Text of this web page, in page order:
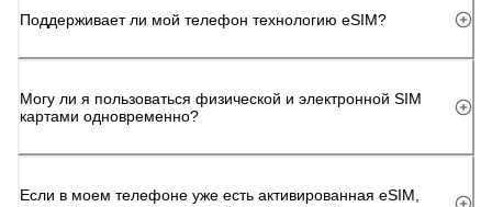
Поддерживает ли мой телефон технологию eSIM?
Могу ли я пользоваться физической и электронной SIM
картами одновременно?
Если в моем телефоне уже есть активированная eSIM,